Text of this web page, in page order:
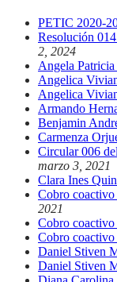
PETIC 2020-
Resolución
2, 2024
Angela
Angelica
Angelica
Armando
Benjamin
Carmenza
Circular 006
marzo 3, 2021
Clara Ines
Cobro
2021
Cobro coactivo
Cobro
Daniel Stiven
Daniel Stiven